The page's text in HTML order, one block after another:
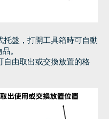
盤，打開工具箱時可自動
。
自由取出或交換放置的格